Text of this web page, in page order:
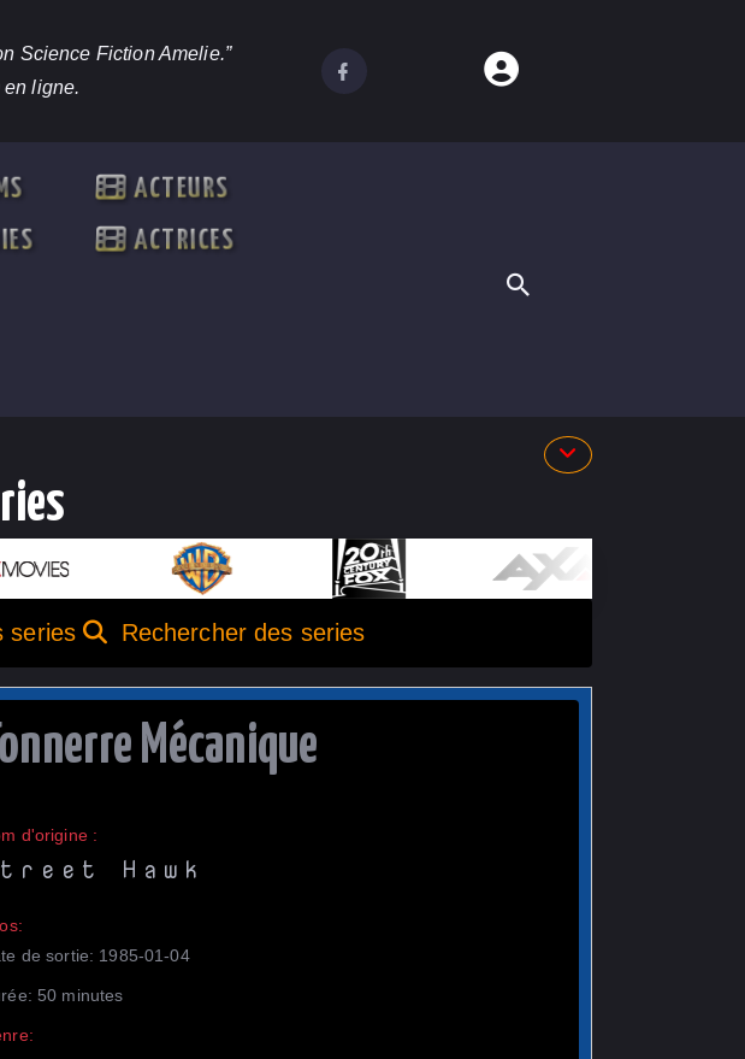
Science Fiction Amelie.”
en ligne.
ACTEURS
ACTRICES
series Rechercher des series
Mécanique
d'origine :
Hawk
de sortie: 1985-01-04
50 minutes